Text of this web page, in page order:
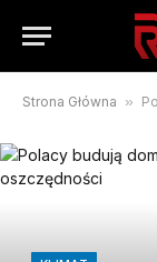
Strona Główna »